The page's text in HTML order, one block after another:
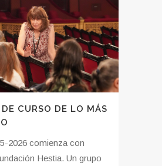
CURSO DE LO MÁS
2026 comienza con
Hestia. Un grupo